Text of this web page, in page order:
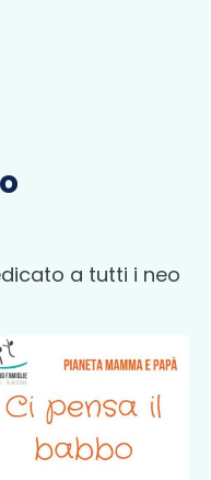
a tutti i neo